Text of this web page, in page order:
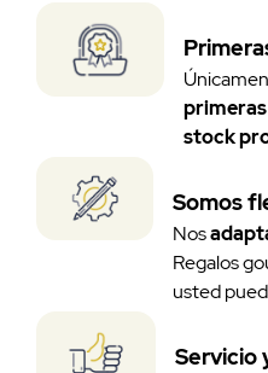
stock
Somos
Nos
Regalos
usted
Servicio